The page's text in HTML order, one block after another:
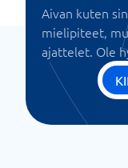
Aivan kuten
mielipiteet,
ajattelet. Ole